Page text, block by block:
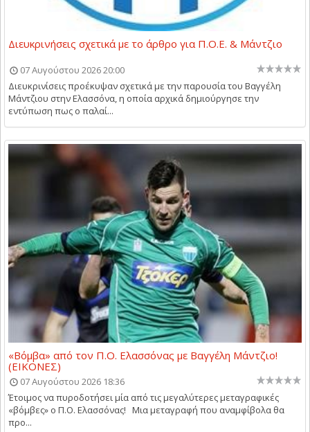
Διευκρινήσεις σχετικά με το άρθρο για Π.Ο.Ε. & Μάντζιο
07 Αυγούστου 2026 20:00
Διευκρινίσεις προέκυψαν σχετικά με την παρουσία του Βαγγέλη
Μάντζιου στην Ελασσόνα, η οποία αρχικά δημιούργησε την
εντύπωση πως ο παλαί...
«Βόμβα» από τον Π.Ο. Ελασσόνας με Βαγγέλη Μάντζιο!
(ΕΙΚΟΝΕΣ)
07 Αυγούστου 2026 18:36
Έτοιμος να πυροδοτήσει μία από τις μεγαλύτερες μεταγραφικές
«βόμβες» ο Π.Ο. Ελασσόνας! Μια μεταγραφή που αναμφίβολα θα
προ...